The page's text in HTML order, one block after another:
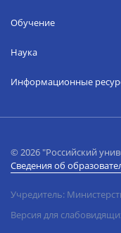
Обучение
Наука
Информационные
© 2026 "Российский
Сведения об
Учредитель:
Версия для